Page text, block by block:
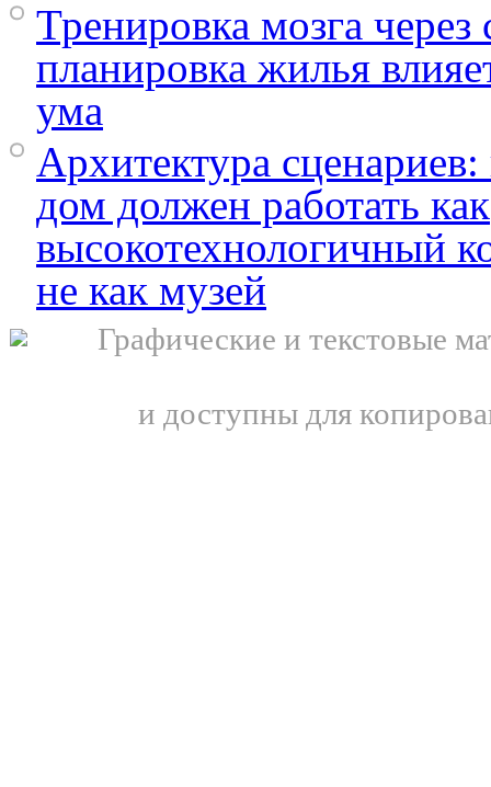
Тренировка мозга через
планировка жилья
ума
Архитектура
дом должен работать как
высокотехнологичный
не как музей
Графические и текстовые
и доступны для